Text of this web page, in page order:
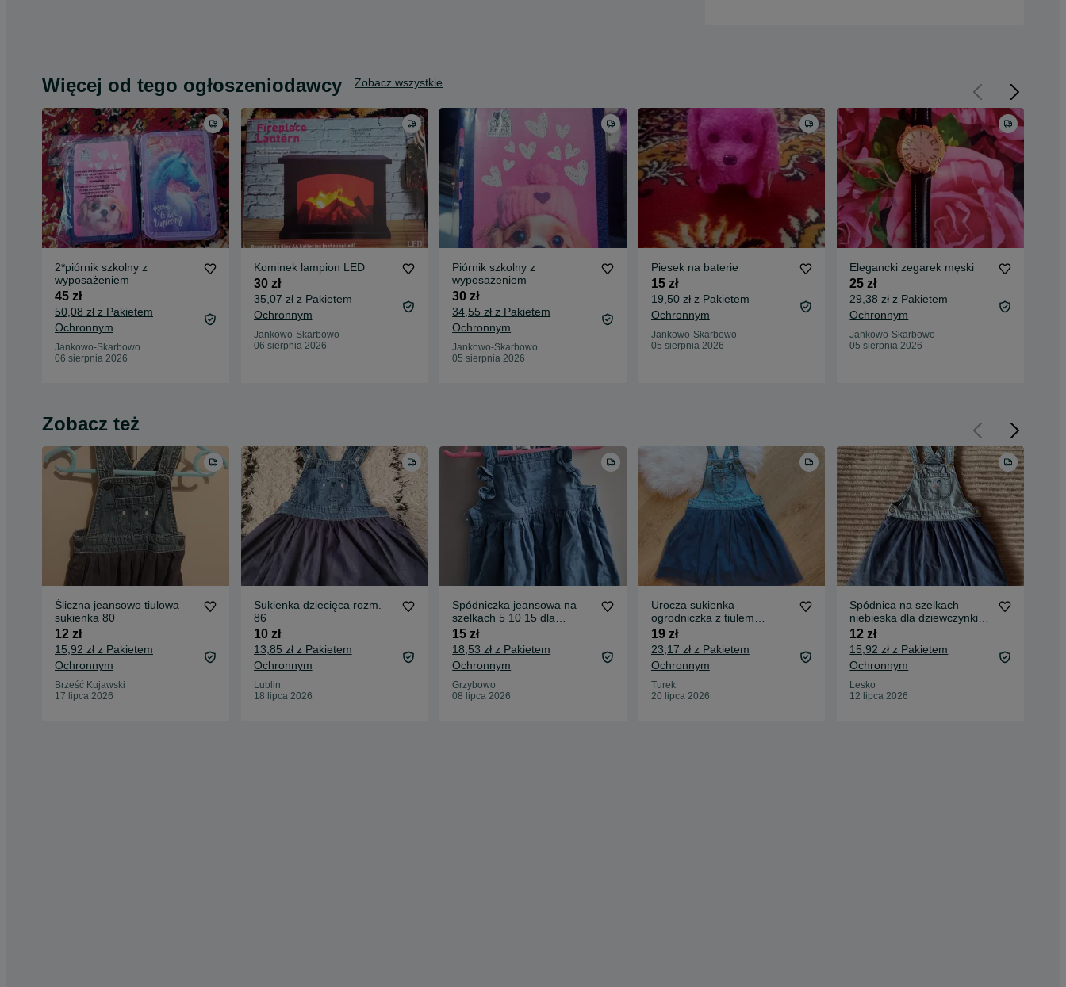
Więcej od tego ogłoszeniodawcy Zobacz wszystkie
2*piórnik szkolny z
wyposażeniem
45 zł
50,08 zł z Pakietem
Ochronnym
Jankowo-Skarbowo
06 sierpnia 2026
Kominek lampion LED
30 zł
35,07 zł z Pakietem
Ochronnym
Jankowo-Skarbowo
06 sierpnia 2026
Piórnik szkolny z
wyposażeniem
30 zł
34,55 zł z Pakietem
Ochronnym
Jankowo-Skarbowo
05 sierpnia 2026
Piesek na baterie
15 zł
19,50 zł z Pakietem
Ochronnym
Jankowo-Skarbowo
05 sierpnia 2026
Elegancki zegarek męski
25 zł
29,38 zł z Pakietem
Ochronnym
Jankowo-Skarbowo
05 sierpnia 2026
Zobacz też
Śliczna jeansowo tiulowa
sukienka 80
12 zł
15,92 zł z Pakietem
Ochronnym
Brześć Kujawski
17 lipca 2026
Sukienka dziecięca rozm.
86
10 zł
13,85 zł z Pakietem
Ochronnym
Lublin
18 lipca 2026
Spódniczka jeansowa na
szelkach 5 10 15 dla
dziewczynki na 92 cm
15 zł
18,53 zł z Pakietem
Ochronnym
Grzybowo
08 lipca 2026
Urocza sukienka
ogrodniczka z tiulem
dziewczęca granatowa
wiosna lato
19 zł
23,17 zł z Pakietem
Ochronnym
Turek
20 lipca 2026
Spódnica na szelkach
niebieska dla dziewczynki,
rozmiar 116, Smyk
12 zł
15,92 zł z Pakietem
Ochronnym
Lesko
12 lipca 2026